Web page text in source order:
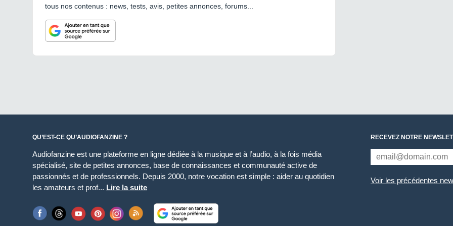
tous nos contenus : news, tests, avis, petites annonces, forums...
QU’EST-CE QU’AUDIOFANZINE ?
Audiofanzine est une plateforme en ligne dédiée à la musique et à l’audio, à la fois média
spécialisé, site de petites annonces, base de connaissances et communauté active de
passionnés et de professionnels. Depuis 2000, notre vocation est simple : aider au quotidien
les amateurs et prof... Lire la suite
RECEVEZ NOTRE
Voir les précédentes